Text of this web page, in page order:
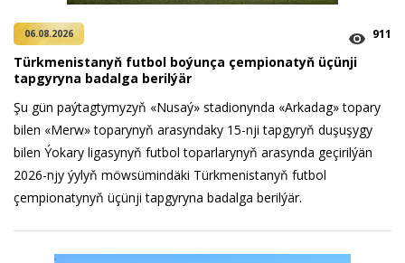
06.08.2026 911
Türkmenistanyň futbol boýunça çempionatyň üçünji
tapgyryna badalga berilýär
Şu gün paýtagtymyzyň «Nusaý» stadionynda «Arkadag» topary
bilen «Merw» toparynyň arasyndaky 15-nji tapgyryň duşuşygy
bilen Ýokary ligasynyň futbol toparlarynyň arasynda geçirilýän
2026-njy ýylyň möwsümindäki Türkmenistanyň futbol
çempionatynyň üçünji tapgyryna badalga berilýär.